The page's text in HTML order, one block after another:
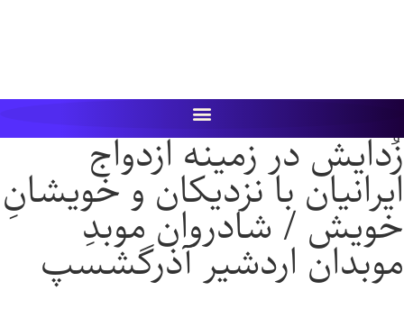
زُدایش در زمینه ازدواج
ایرانیان با نزدیکان و خویشانِ
خویش / شادروان موبدِ
موبدان اردشیر آذرگشسپ